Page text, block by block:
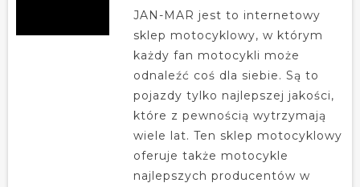
JAN-MAR jest to internetowy
sklep motocyklowy, w którym
każdy fan motocykli może
odnaleźć coś dla siebie. Są to
pojazdy tylko najlepszej jakości,
które z pewnością wytrzymają
wiele lat. Ten sklep motocyklowy
oferuje także motocykle
najlepszych producentów w